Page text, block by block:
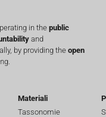
in the public
and
by providing the open
Materiali
Tassonomie